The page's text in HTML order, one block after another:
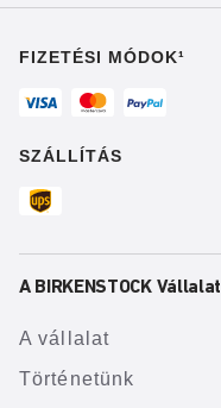
FIZETÉSI MÓDOK¹
SZÁLLÍTÁS
A BIRKENSTOCK Vállalat
A vállalat
Történetünk